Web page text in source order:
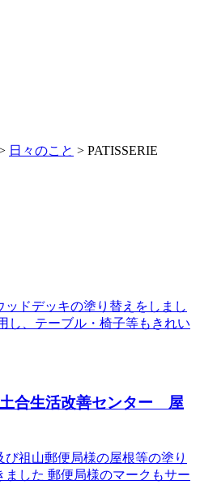
日々のこと > PATISSERIE
ドデッキの塗り替えをしまし
し、テーブル・椅子等もきれい
合生活改善センター 屋
び祖山郵便局様の屋根等の塗り
ました 郵便局様のマークもサー